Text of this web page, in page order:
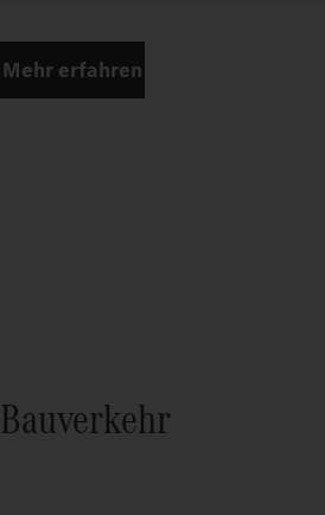
Mehr erfahren
Bauverkehr